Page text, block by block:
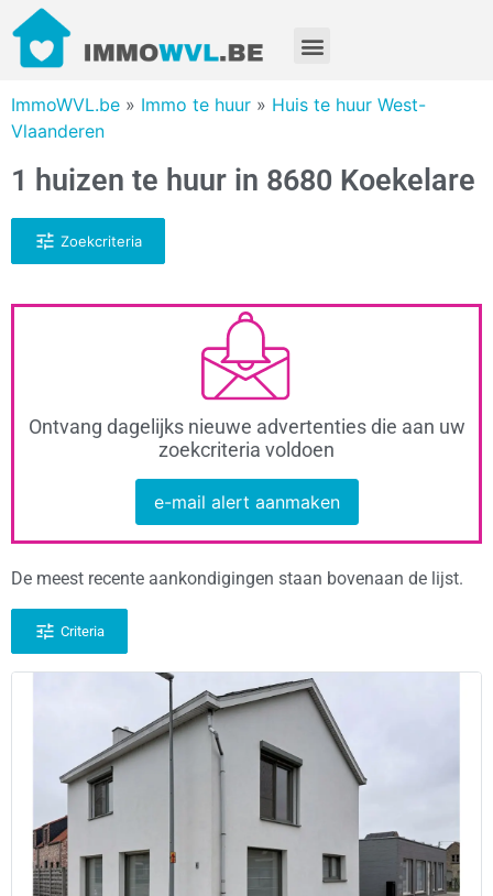
ImmoWVL.be » Immo te huur » Huis te huur West-
Vlaanderen
1 huizen te huur in 8680 Koekelare
Zoekcriteria
Ontvang dagelijks nieuwe advertenties die aan uw
zoekcriteria voldoen
e-mail alert aanmaken
De meest recente aankondigingen staan bovenaan de lijst.
Criteria